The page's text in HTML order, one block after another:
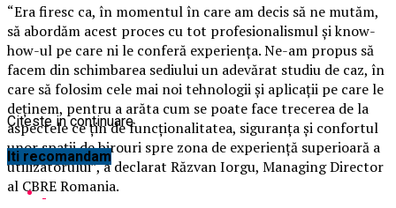
“Era firesc ca, în momentul în care am decis să ne mutăm,
să abordăm acest proces cu tot profesionalismul şi know-
how-ul pe care ni le conferă experienţa. Ne-am propus să
facem din schimbarea sediului un adevărat studiu de caz, în
care să folosim cele mai noi tehnologii şi aplicaţii pe care le
deţinem, pentru a arăta cum se poate face trecerea de la
aspectele ce ţin de funcţionalitatea, siguranţa şi confortul
unor spaţii de birouri spre zona de experienţă superioară a
utilizatorului”, a declarat Răzvan Iorgu, Managing Director
al CBRE Romania.
Citeste in continuare
Iti recomandam